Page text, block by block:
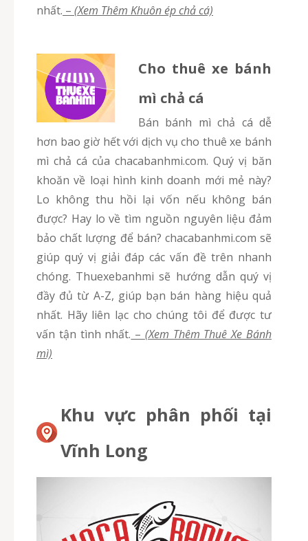
nhất. – (Xem Thêm Khuôn ép chả cá)
Cho thuê xe bánh
mì chả cá
Bán bánh mì chả cá dễ
hơn bao giờ hết với dịch vụ cho thuê xe bánh
mì chả cá của chacabanhmi.com. Quý vị băn
khoăn về loại hình kinh doanh mới mẻ này?
Lo không thu hồi lại vốn nếu không bán
được? Hay lo về tìm nguồn nguyên liệu đảm
bảo chất lượng để bán? chacabanhmi.com sẽ
giúp quý vị giải đáp các vấn đề trên nhanh
chóng. Thuexebanhmi sẽ hướng dẫn quý vị
đầy đủ từ A-Z, giúp bạn bán hàng hiệu quả
nhất. Hãy liên lạc cho chúng tôi để được tư
vấn tận tình nhất. – (Xem Thêm Thuê Xe Bánh
mì)
Khu vực phân phối tại
Vĩnh Long